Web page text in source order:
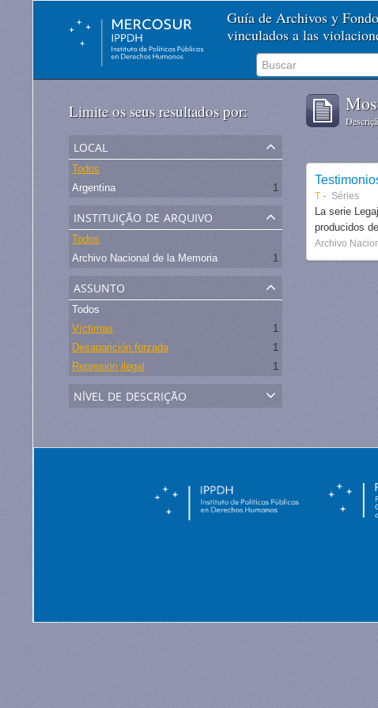
Guía de Archivos y
vinculados a las
Limite os seus resultados por:
local
Todos
Argentina
1
instituição de arquivo
Todos
Archivo Nacional de la Memoria
1
assunto
Todos
Víctimas
1
Desaparición forzada
1
Represión ilegal
1
nível de descrição
T Séries
La serie
producidos
Archivo